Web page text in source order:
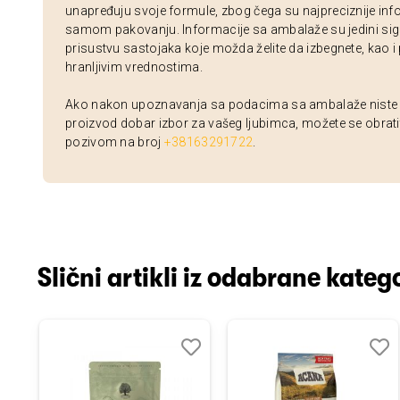
unapređuju svoje formule, zbog čega su najpreciznije
samom pakovanju. Informacije sa ambalaže su jedini
prisustvu sastojaka koje možda želite da izbegnete, kao
hranljivim vrednostima.
Ako nakon upoznavanja sa podacima sa ambalaže niste
proizvod dobar izbor za vašeg ljubimca, možete se
pozivom na broj +38163291722
Slični artikli iz odabrane